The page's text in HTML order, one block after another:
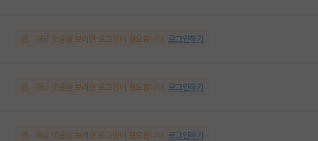
해당 댓글을 보려면 로그인이 필요합니다. 로그인하기
해당 댓글을 보려면 로그인이 필요합니다. 로그인하기
해당 댓글을 보려면 로그인이 필요합니다. 로그인하기